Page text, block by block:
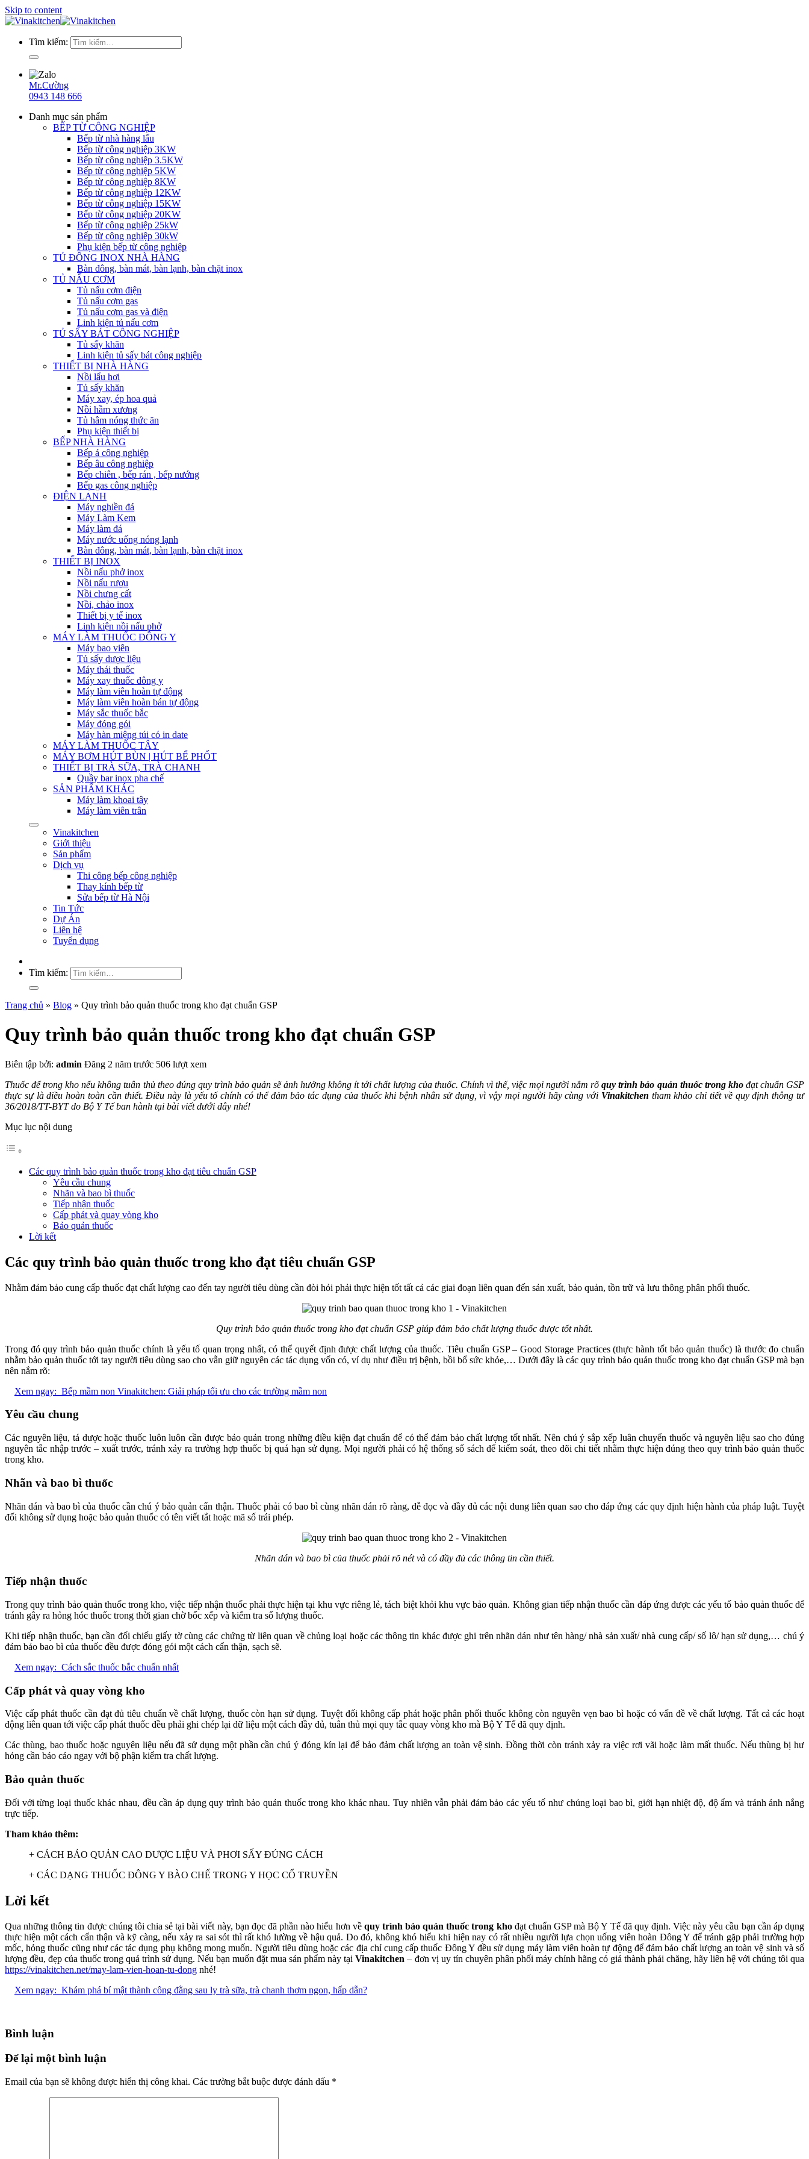
Skip to content
Tìm kiếm:
Mr.Cường
0943 148 666
Danh mục sản phẩm
BẾP TỪ CÔNG NGHIỆP
Bếp từ nhà hàng lẩu
Bếp từ công nghiệp 3KW
Bếp từ công nghiệp 3.5KW
Bếp từ công nghiệp 5KW
Bếp từ công nghiệp 8KW
Bếp từ công nghiệp 12KW
Bếp từ công nghiệp 15KW
Bếp từ công nghiệp 20KW
Bếp từ công nghiệp 25kW
Bếp từ công nghiệp 30kW
Phụ kiện bếp từ công nghiệp
TỦ ĐÔNG INOX NHÀ HÀNG
Bàn đông, bàn mát, bàn lạnh, bàn chặt inox
TỦ NẤU CƠM
Tủ nấu cơm điện
Tủ nấu cơm gas
Tủ nấu cơm gas và điện
Linh kiện tủ nấu cơm
TỦ SẤY BÁT CÔNG NGHIỆP
Tủ sấy khăn
Linh kiện tủ sấy bát công nghiệp
THIẾT BỊ NHÀ HÀNG
Nồi lẩu hơi
Tủ sấy khăn
Máy xay, ép hoa quả
Nồi hầm xương
Tủ hâm nóng thức ăn
Phụ kiện thiết bị
BẾP NHÀ HÀNG
Bếp á công nghiệp
Bếp âu công nghiệp
Bếp chiên , bếp rán , bếp nướng
Bếp gas công nghiệp
ĐIỆN LẠNH
Máy nghiền đá
Máy Làm Kem
Máy làm đá
Máy nước uống nóng lạnh
Bàn đông, bàn mát, bàn lạnh, bàn chặt inox
THIẾT BỊ INOX
Nồi nấu phở inox
Nồi nấu rượu
Nồi chưng cất
Nồi, chảo inox
Thiết bị y tế inox
Linh kiện nồi nấu phở
MÁY LÀM THUỐC ĐÔNG Y
Máy bao viên
Tủ sấy dược liệu
Máy thái thuốc
Máy xay thuốc đông y
Máy làm viên hoàn tự động
Máy làm viên hoàn bán tự động
Máy sắc thuốc bắc
Máy đóng gói
Máy hàn miệng túi có in date
MÁY LÀM THUỐC TÂY
MÁY BƠM HÚT BÙN | HÚT BỂ PHỐT
THIẾT BỊ TRÀ SỮA, TRÀ CHANH
Quầy bar inox pha chế
SẢN PHẨM KHÁC
Máy làm khoai tây
Máy làm viên trân
Vinakitchen
Giới thiệu
Sản phẩm
Dịch vụ
Thi công bếp công nghiệp
Thay kính bếp từ
Sửa bếp từ Hà Nội
Tin Tức
Dự Án
Liên hệ
Tuyển dụng
Tìm kiếm:
Trang chủ » Blog » Quy trình bảo quản thuốc trong kho đạt chuẩn GSP
Quy trình bảo quản thuốc trong kho đạt chuẩn GSP
Biên tập bởi: admin Đăng 2 năm trước 506 lượt xem
Thuốc để trong kho nếu không tuân thủ theo đúng quy trình bảo quản sẽ ảnh hưởng không ít tới chất lượng của thuốc. Chính vì thế, việc mọi người nắm rõquy trình bảo quản thuốc trong khođạt chuẩn GSP
thực sự là điều hoàn toàn cần thiết. Điều này là yếu tố chính có thể đảm bảo tác dụng của thuốc khi bệnh nhân sử dụng, vì vậy mọi người hãy cùng với Vinakitchen tham khảo chi tiết về quy định thông tư
36/2018/TT-BYT do Bộ Y Tế ban hành tại bài viết dưới đây nhé!
Mục lục nội dung
Các quy trình bảo quản thuốc trong kho đạt tiêu chuẩn GSP
Yêu cầu chung
Nhãn và bao bì thuốc
Tiếp nhận thuốc
Cấp phát và quay vòng kho
Bảo quản thuốc
Lời kết
Các quy trình bảo quản thuốc trong kho đạt tiêu chuẩn GSP
Nhằm đảm bảo cung cấp thuốc đạt chất lượng cao đến tay người tiêu dùng cần đòi hỏi phải thực hiện tốt tất cả các giai đoạn liên quan đến sản xuất, bảo quản, tồn trữ và lưu thông phân phối thuốc.
Quy trình bảo quản thuốc trong kho đạt chuẩn GSP giúp đảm bảo chất lượng thuốc được tốt nhất.
Trong đó quy trình bảo quản thuốc chính là yếu tố quan trọng nhất, có thể quyết định được chất lượng của thuốc. Tiêu chuẩn GSP – Good Storage Practices (thực hành tốt bảo quản thuốc) là thước đo chuẩn
nhằm bảo quản thuốc tới tay người tiêu dùng sao cho vẫn giữ nguyên các tác dụng vốn có, ví dụ như điều trị bệnh, bồi bổ sức khỏe,… Dưới đây là các quy trình bảo quản thuốc trong kho đạt chuẩn GSP mà bạn
nên nắm rõ:
Xem ngay: Bếp mầm non Vinakitchen: Giải pháp tối ưu cho các trường mầm non
Yêu cầu chung
Các nguyên liệu, tá dược hoặc thuốc luôn luôn cần được bảo quản trong những điều kiện đạt chuẩn để có thể đảm bảo chất lượng tốt nhất. Nên chú ý sắp xếp luân chuyển thuốc và nguyên liệu sao cho đúng
nguyên tắc nhập trước – xuất trước, tránh xảy ra trường hợp thuốc bị quá hạn sử dụng. Mọi người phải có hệ thống sổ sách để kiểm soát, theo dõi chi tiết nhằm thực hiện đúng theo quy trình bảo quản thuốc
trong kho.
Nhãn và bao bì thuốc
Nhãn dán và bao bì của thuốc cần chú ý bảo quản cẩn thận. Thuốc phải có bao bì cùng nhãn dán rõ ràng, dễ đọc và đầy đủ các nội dung liên quan sao cho đáp ứng các quy định hiện hành của pháp luật. Tuyệt
đối không sử dụng hoặc bảo quản thuốc có tên viết tắt hoặc mã số trái phép.
Nhãn dán và bao bì của thuốc phải rõ nét và có đầy đủ các thông tin cần thiết.
Tiếp nhận thuốc
Trong quy trình bảo quản thuốc trong kho, việc tiếp nhận thuốc phải thực hiện tại khu vực riêng lẻ, tách biệt khỏi khu vực bảo quản. Không gian tiếp nhận thuốc cần đáp ứng được các yếu tố bảo quản thuốc để
tránh gây ra hỏng hóc thuốc trong thời gian chờ bốc xếp và kiểm tra số lượng thuốc.
Khi tiếp nhận thuốc, bạn cần đối chiếu giấy tờ cùng các chứng từ liên quan về chủng loại hoặc các thông tin khác được ghi trên nhãn dán như tên hàng/ nhà sản xuất/ nhà cung cấp/ số lô/ hạn sử dụng,… chú ý
đảm bảo bao bì của thuốc đều được đóng gói một cách cẩn thận, sạch sẽ.
Xem ngay: Cách sắc thuốc bắc chuẩn nhất
Cấp phát và quay vòng kho
Việc cấp phát thuốc cần đạt đủ tiêu chuẩn về chất lượng, thuốc còn hạn sử dụng. Tuyệt đối không cấp phát hoặc phân phối thuốc không còn nguyên vẹn bao bì hoặc có vấn đề về chất lượng. Tất cả các hoạt
động liên quan tới việc cấp phát thuốc đều phải ghi chép lại dữ liệu một cách đầy đủ, tuân thủ mọi quy tắc quay vòng kho mà Bộ Y Tế đã quy định.
Các thùng, bao thuốc hoặc nguyên liệu nếu đã sử dụng một phần cần chú ý đóng kín lại để bảo đảm chất lượng an toàn vệ sinh. Đồng thời còn tránh xảy ra việc rơi vãi hoặc làm mất thuốc. Nếu thùng bị hư
hỏng cần báo cáo ngay với bộ phận kiểm tra chất lượng.
Bảo quản thuốc
Đối với từng loại thuốc khác nhau, đều cần áp dụng quy trình bảo quản thuốc trong kho khác nhau. Tuy nhiên vẫn phải đảm bảo các yếu tố như chủng loại bao bì, giới hạn nhiệt độ, độ ẩm và tránh ánh nắng
trực tiếp.
Tham khảo thêm:
+ CÁCH BẢO QUẢN CAO DƯỢC LIỆU VÀ PHƠI SẤY ĐÚNG CÁCH
+ CÁC DẠNG THUỐC ĐÔNG Y BÀO CHẾ TRONG Y HỌC CỔ TRUYỀN
Lời kết
Qua những thông tin được chúng tôi chia sẻ tại bài viết này, bạn đọc đã phần nào hiểu hơn về quy trình bảo quản thuốc trong khođạt chuẩn GSP mà Bộ Y Tế đã quy định. Việc này yêu cầu bạn cần áp dụng
thực hiện một cách cẩn thận và kỹ càng, nếu xảy ra sai sót thì rất khó lường về hậu quả. Do đó, không khó hiểu khi hiện nay có rất nhiều người lựa chọn uống viên hoàn Đông Y để tránh gặp phải trường hợp
mốc, hỏng thuốc cũng như các tác dụng phụ không mong muốn. Người tiêu dùng hoặc các địa chỉ cung cấp thuốc Đông Y đều sử dụng máy làm viên hoàn tự động để đảm bảo chất lượng an toàn vệ sinh và số
lượng đều, đẹp của thuốc trong quá trình sử dụng. Nếu bạn muốn đặt mua sản phẩm này tạiVinakitchen – đơn vị uy tín chuyên phân phối máy chính hãng có giá thành phải chăng, hãy liên hệ với chúng tôi qua
https://vinakitchen.net/may-lam-vien-hoan-tu-dong nhé!
Xem ngay: Khám phá bí mật thành công đằng sau ly trà sữa, trà chanh thơm ngon, hấp dẫn?
Bình luận
Để lại một bình luận
Email của bạn sẽ không được hiển thị công khai. Các trường bắt buộc được đánh dấu *